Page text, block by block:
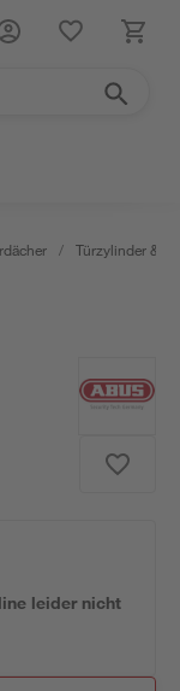
/ Türzylinder &
leider nicht